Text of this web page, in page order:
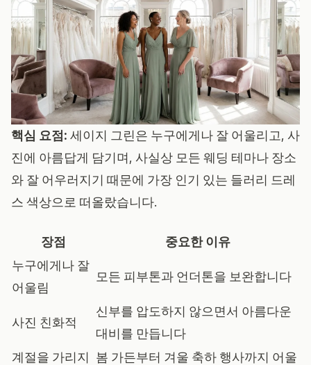
핵심 요점: 세이지 그린은 누구에게나 잘 어울리고, 사
진에 아름답게 담기며, 사실상 모든 웨딩 테마나 장소
와 잘 어우러지기 때문에 가장 인기 있는 들러리 드레
스 색상으로 떠올랐습니다.
장점
중요한 이유
누구에게나 잘
어울림
모든 피부톤과 언더톤을 보완합니다
사진 친화적
신부를 압도하지 않으면서 아름다운
대비를 만듭니다
계절을 가리지
봄 가든부터 겨울 축하 행사까지 어울